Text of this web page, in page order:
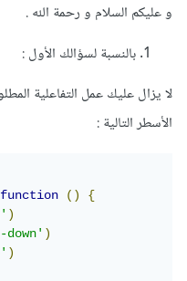
و عليكم السلام و رحمة الله .
بالنسبة لسؤالك الأول :
الأسطر التالية :
function ()
{
)
down')
)